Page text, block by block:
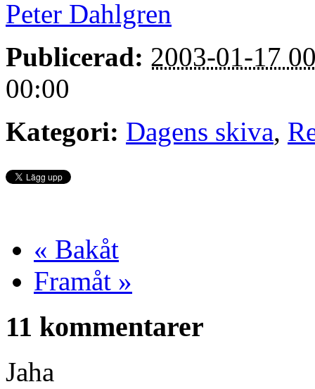
Peter Dahlgren
Publicerad: 2003-01-17
00:00
Kategori: Dagens skiva,
« Bakåt
Framåt »
11 kommentarer
Jaha